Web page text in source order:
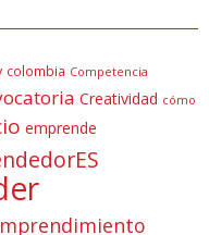
colombia Competencia
Creatividad cómo
emprende